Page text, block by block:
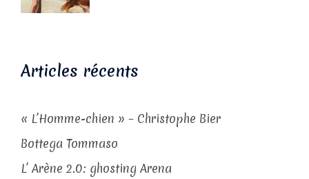
Articles récents
« L’Homme-chien » – Christophe Bier
Bottega Tommaso
L’ Arène 2.0: ghosting Arena